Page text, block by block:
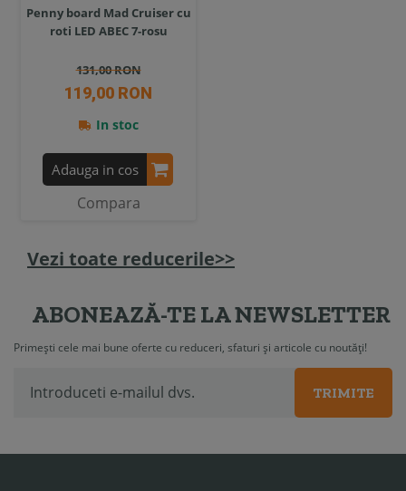
Penny board Mad Cruiser cu
roti LED ABEC 7-rosu
131,00 RON
119,00 RON
In stoc
Adauga in cos
Compara
Vezi toate reducerile>>
ABONEAZĂ-TE LA NEWSLETTER
Primești cele mai bune oferte cu reduceri, sfaturi și articole cu noutăți!
TRIMITE